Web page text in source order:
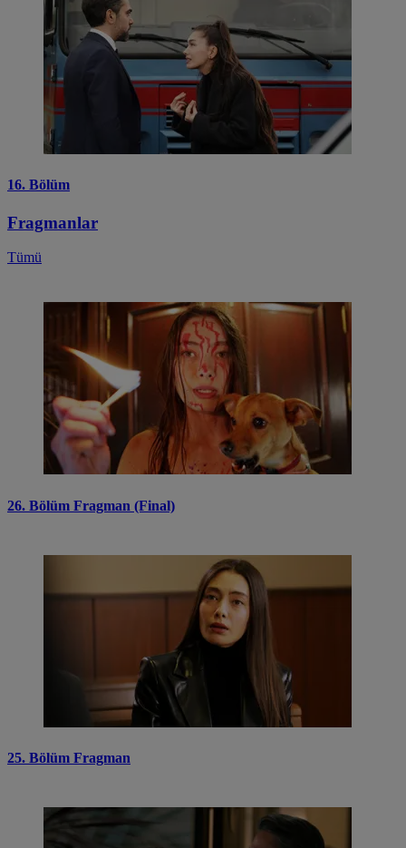
16. Bölüm
Fragmanlar
Tümü
26. Bölüm Fragman (Final)
25. Bölüm Fragman